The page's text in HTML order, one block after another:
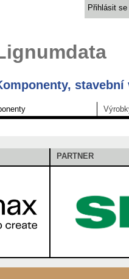
Přihlásit se
PARTNER